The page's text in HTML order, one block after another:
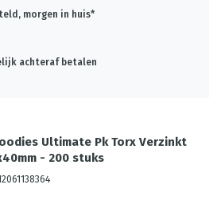
morgen in huis*
achteraf betalen
Ultimate Pk Torx Verzinkt
- 200 stuks